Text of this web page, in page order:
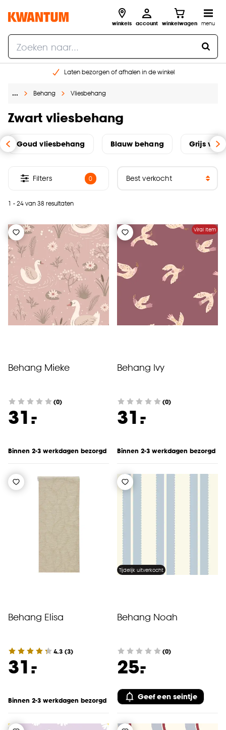
winkels account winkelwagen menu
Laten bezorgen of afhalen in de winkel
Gratis raam advies en inmeten aan huis
… Behang Vliesbehang
Zwart vliesbehang
Goud vliesbehang Blauw behang Grijs
1 - 24 van 38 resultaten
Filters 0
Behang Mieke
(0)
31.
-
Binnen 2-3 werkdagen bezorgd
Viral Item
Behang Ivy
(0)
31.
-
Binnen 2-3 werkdagen bezorgd
Behang Elisa
4.3 (3)
31.
-
Binnen 2-3 werkdagen bezorgd
Tijdelijk uitverkocht
Behang Noah
(0)
25.
-
Geef een seintje